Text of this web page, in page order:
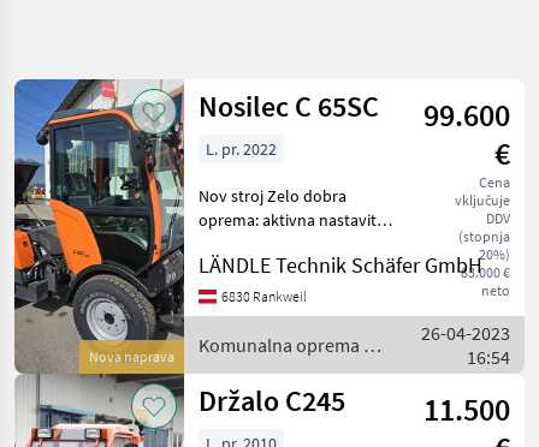
Nova naprava
Nosilec C 65SC
99.600
€
Cena
vključuje
DDV
(stopnja
20%)
83.000 €
neto
L. pr. 2022
Nov stroj Zelo dobra
oprema: aktivna nastavitev
hidravlično raztovarjanje
orodja, počivalnik,
mehanski sprednji
kardanski vklop 1000 vrt
LÄNDLE Technik Schäfer GmbH
6830 Rankweil
Komunalna oprema /
Holder
26-04-2023
16:54
Držalo C245
11.500